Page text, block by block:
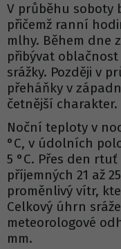
V průběhu soboty
přičemž ranní
mlhy. Během dne
přibývat
srážky. Později v
přeháňky v
četnější charakter.
Noční teploty v
°C, v údolních
5 °C. Přes den
příjemných 21 až
proměnlivý vítr,
Celkový úhrn
meteorologové
mm.